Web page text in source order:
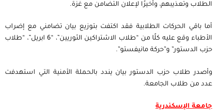
الطلاب وتعذيبهم، وأخيرًا لإعلان التضامن مع غزة.
أما باقي الحركات الطلابية فقد اكتفت بتوزيع بيان تضامني مع إضراب
الأطباء وقع عليه كلًا من “طلاب الاشتراكين الثوريين”، “6 ابريل”، “طلاب
حزب الدستور” و”حركة مانيفستو”.
وأصدر طلاب حزب الدستور بيان يندد بالحملة الأمنية التي استهدفت
عدد من طلاب الجامعة.
جامعة الإسكندرية